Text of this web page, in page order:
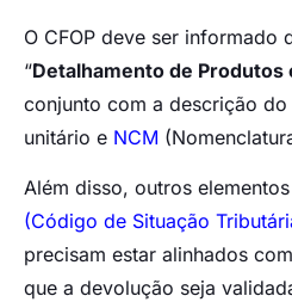
O CFOP deve ser informado
“Detalhamento de Produtos
conjunto com a descrição
unitário e NCM
Além disso, outros
(Código de Situação
precisam estar alinhados
que a devolução seja